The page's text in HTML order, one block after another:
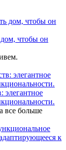
чтобы он
элегантное
все больше